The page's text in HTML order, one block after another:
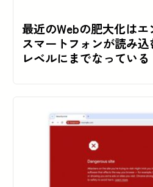
最近のWebの肥大化は
スマートフォンが読み
レベルにまでなっている